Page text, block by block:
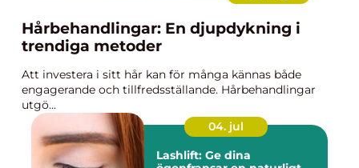
Hårbehandlingar: En djupdykning i
trendiga metoder
Att investera i sitt hår kan för många kännas både
engagerande och tillfredsställande. Hårbehandlingar
utgö...
04. jul
Lashlift: Ge dina